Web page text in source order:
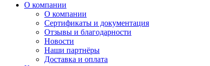
О компании
О компании
Сертификаты и документация
Отзывы и благодарности
Новости
Наши партнёры
Доставка и оплата